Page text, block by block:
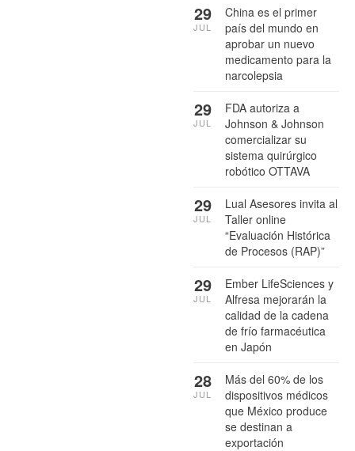
China es el primer
país del mundo en
aprobar un nuevo
medicamento para la
narcolepsia
29
JUL
FDA autoriza a
Johnson & Johnson
comercializar su
sistema quirúrgico
robótico OTTAVA
29
JUL
Lual Asesores invita al
Taller online
“Evaluación Histórica
de Procesos (RAP)”
29
JUL
Ember LifeSciences y
Alfresa mejorarán la
calidad de la cadena
de frío farmacéutica
en Japón
29
JUL
Más del 60% de los
dispositivos médicos
que México produce
se destinan a
exportación
28
JUL